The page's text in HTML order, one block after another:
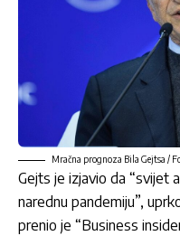
Mračna prognoza Bila Gejtsa /
Gejts je izjavio da “svijet
narednu pandemiju”,
prenio je “Business